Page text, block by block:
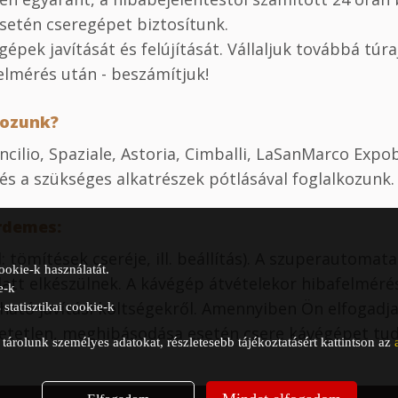
cseregépet biztosítunk.
javítását és felújítását. Vállaljuk továbbá
után - beszámítjuk!
Spaziale, Astoria, Cimballi, LaSanMarco
a szükséges alkatrészek pótlásával foglalkozunk.
cseréje, ill. beállítás). A
elkészülnek. A kávégép átvételekor
javítási költségekről. Amennyiben Ön
meghibásodása esetén csere kávégépet
k használatát.
k
statisztikai cookie-k
személyes adatokat, részletesebb tájékoztatásért kattintson az